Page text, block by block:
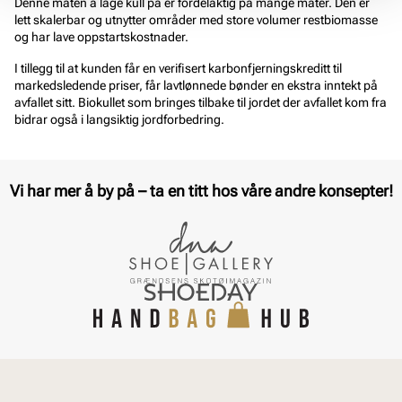
lett skalerbar og utnytter områder med store volumer restbiomasse
og har lave oppstartskostnader.
I tillegg til at kunden får en verifisert karbonfjerningskreditt til
markedsledende priser, får lavtlønnede bønder en ekstra inntekt på
avfallet sitt. Biokullet som bringes tilbake til jordet der avfallet kom fra
bidrar også i langsiktig jordforbedring.
Vi har mer å by på – ta en titt hos våre andre konsepter!